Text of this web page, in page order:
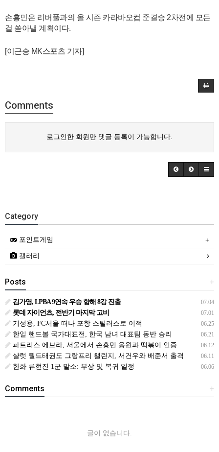
손흥민은 리버풀과의 올 시즌 카라바오컵 준결승 2차전에 모든
걸 쏟아낼 계획이다.
[이근승 MK스포츠 기자]
Comments
로그인한 회원만 댓글 등록이 가능합니다.
Category
포인트게임
갤러리
+
Posts
07.04
김가영, LPBA 9연속 우승 향해 8강 진출
07.01
롯데 자이언츠, 전반기 마지막 고비
06.25
기성용, FC서울 떠나 포항 스틸러스로 이적
06.21
한일 핸드볼 국가대표전, 한국 남녀 대표팀 동반 승리
06.12
파트리스 에브라, 서울에서 손흥민 응원과 떡볶이 인증
06.11
샬럿 월드태권도 그랑프리 챌린지, 서건우와 배준서 출격
06.06
한화 류현진 1군 말소: 부상 및 복귀 일정
+
Comments
글이 없습니다.